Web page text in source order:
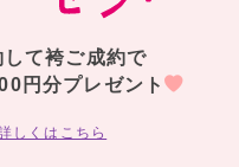
て袴ご成約で
円分プレゼント
しくはこちら